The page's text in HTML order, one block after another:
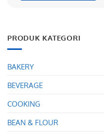
PRODUK KATEGORI
BAKERY
BEVERAGE
COOKING
BEAN & FLOUR